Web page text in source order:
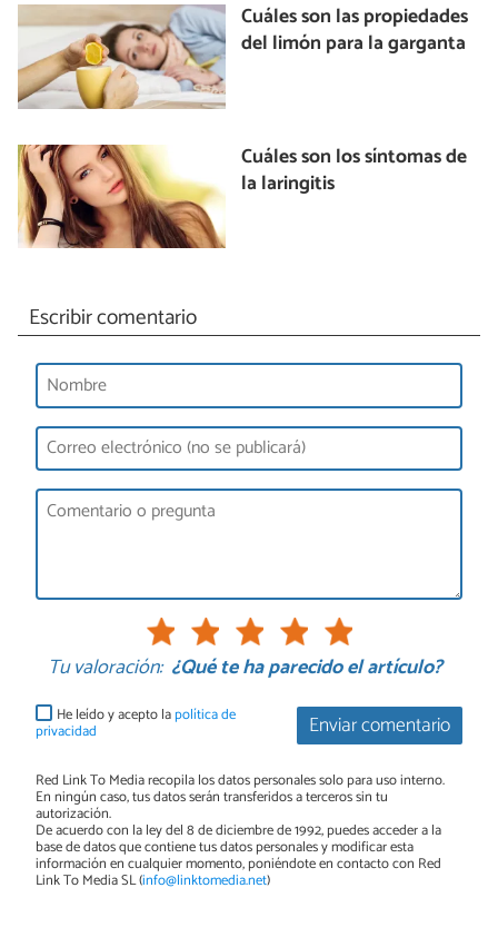
Cuáles son las propiedades
del limón para la garganta
Cuáles son los síntomas de
la laringitis
Escribir comentario
Tu valoración: ¿Qué te ha parecido el artículo?
Enviar comentario
He leído y acepto lapolítica de
privacidad
Red Link To Media recopila los datos personales solo para uso interno.
En ningún caso, tus datos serán transferidos a terceros sin tu
autorización.
De acuerdo con la ley del 8 de diciembre de 1992, puedes acceder a la
base de datos que contiene tus datos personales y modificar esta
información en cualquier momento, poniéndote en contacto con Red
Link To Media SL (info@linktomedia.net)